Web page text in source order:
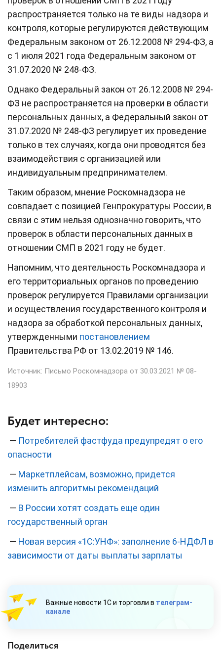
распространяется только на те виды надзора и
контроля, которые регулируются действующим
Федеральным законом от 26.12.2008 № 294-ФЗ, а
с 1 июля 2021 года Федеральным законом от
31.07.2020 № 248-ФЗ.
Однако Федеральный закон от 26.12.2008 № 294-
ФЗ не распространяется на проверки в области
персональных данных, а Федеральный закон от
31.07.2020 № 248-ФЗ регулирует их проведение
только в тех случаях, когда они проводятся без
взаимодействия с организацией или
индивидуальным предпринимателем.
Таким образом, мнение Роскомнадзора не
совпадает с позицией Генпрокуратуры России, в
связи с этим нельзя однозначно говорить, что
проверок в области персональных данных в
отношении СМП в 2021 году не будет.
Напомним, что деятельность Роскомнадзора и
его территориальных органов по проведению
проверок регулируется Правилами организации
и осуществления государственного контроля и
надзора за обработкой персональных данных,
утвержденными постановлением
Правительства РФ от 13.02.2019 № 146.
Источник: Письмо Роскомнадзора от 30.03.2021 № 08-
18903
Будет интересно:
— Потребителей фастфуда предупредят о его
опасности
— Маркетплейсам, возможно, придется
изменить алгоритмы рекомендаций
— В России хотят создать еще один
государственный орган
— Новая версия «1С:УНФ»: заполнение 6-НДФЛ в
зависимости от даты выплаты зарплаты
Важные новости 1С и торговли в телеграм-
канале
Поделиться